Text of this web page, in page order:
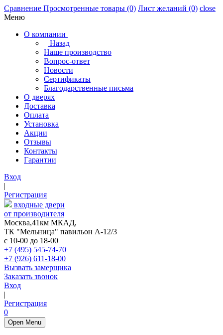
Сравнение Просмотренные товары (0) Лист желаний (0) close
Меню
О компании
Назад
Наше производство
Вопрос-ответ
Новости
Сертификаты
Благодарственные письма
О дверях
Доставка
Оплата
Установка
Акции
Отзывы
Контакты
Гарантии
Вход
|
Регистрация
входные двери
от производителя
Москва,41км МКАД,
ТК "Мельница" павильон А-12/3
с 10-00 до 18-00
+7 (495) 545-74-70
+7 (926) 611-18-00
Вызвать замерщика
Заказать звонок
Вход
|
Регистрация
0
Open Menu